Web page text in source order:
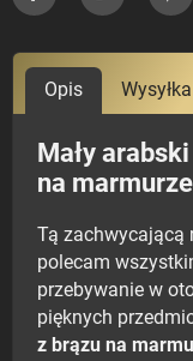
UdostępnijTweetuj
Opis Wysyłka
Mały
na
Tą zachwycającą
polecam
przebywanie w
pięknych
z brązu na